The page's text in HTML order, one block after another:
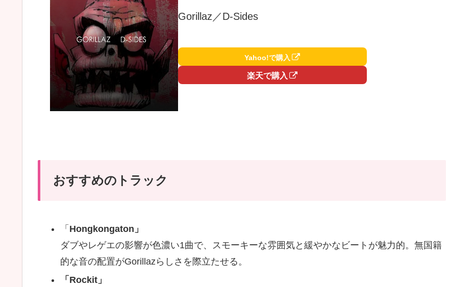
Gorillaz／D-Sides
Yahoo!で購入
楽天で購入
おすすめのトラック
「 Hongkongaton」
ダブやレゲエの影響が色濃い1曲で、スモーキーな雰囲気と緩やかなビートが魅力的。無国籍
的な音の配置がGorillazらしさを際立たせる。
「Rockit」